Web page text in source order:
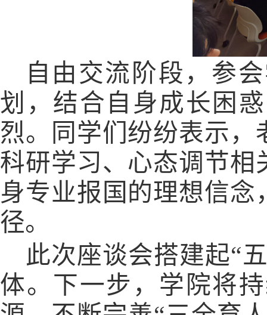
自由交流阶段，参
划，结合自身成长困
烈。同学们纷纷表示
科研学习、心态调节
身专业报国的理想信
径。
此次座谈会搭建起“
体。下一步，学院将